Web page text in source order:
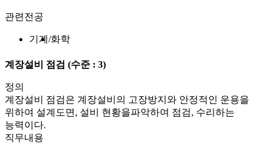
관련전공
기계 화학
계장설비 점검 (수준 : 3)
정의
계장설비 점검은 계장설비의 고장방지와 안정적인 운용을
위하여 설계도면, 설비 현황을파악하여 점검, 수리하는
능력이다.
직무내용